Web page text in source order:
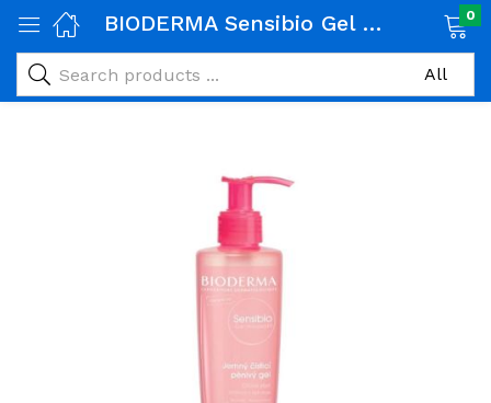
alimentaires)
BIODERMA Sensibio Gel Moussant 200ml 0